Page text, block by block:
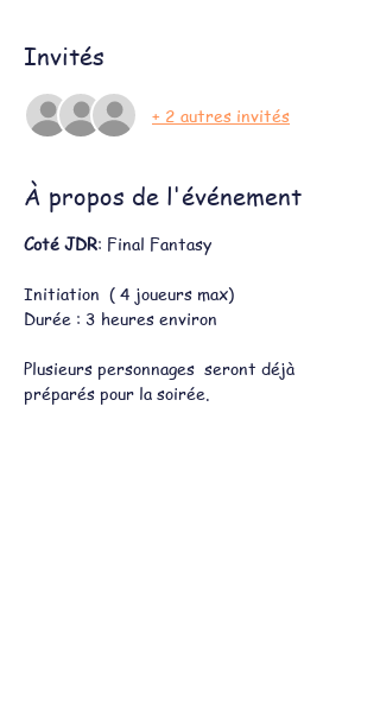
Invités
+ 2 autres invités
À propos de l'événement
Coté JDR: Final Fantasy
Initiation  ( 4 joueurs max)
Durée : 3 heures environ
Plusieurs personnages  seront déjà
préparés pour la soirée.